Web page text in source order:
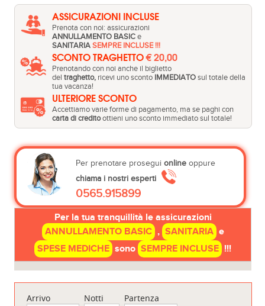
ASSICURAZIONI INCLUSE
Prenota con noi: assicurazioni
ANNULLAMENTO BASIC e
SANITARIA SEMPRE INCLUSE !!!
SCONTO TRAGHETTO€ 20,00
Prenotando con noi anche il biglietto
del traghetto, ricevi uno sconto IMMEDIATO sul totale della
tua vacanza!
ULTERIORE SCONTO
Accettiamo varie forme di pagamento, ma se paghi con
carta di creditoottieni uno sconto immediato sul totale!
Per prenotare prosegui onlineoppure
chiama i nostri esperti
0565.915899
Per la tua tranquillità le assicurazioni
ANNULLAMENTO BASIC , SANITARIA e
SPESE MEDICHE sono SEMPRE INCLUSE !!!
Arrivo Notti Partenza